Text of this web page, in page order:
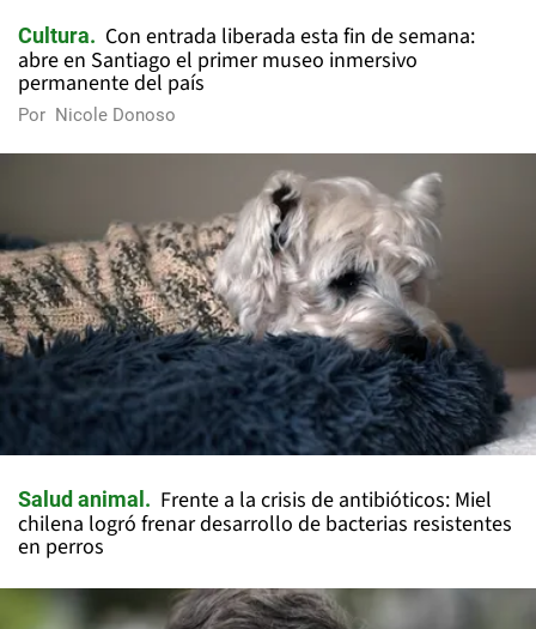
Cultura
Con entrada liberada esta fin de semana:
abre en Santiago el primer museo inmersivo
permanente del país
Por Nicole Donoso
Salud animal
Frente a la crisis de antibióticos: Miel
chilena logró frenar desarrollo de bacterias resistentes
en perros